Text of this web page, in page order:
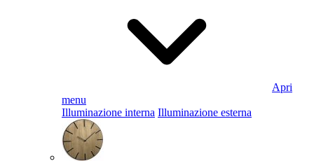
Apri
menu
Illuminazione interna Illuminazione esterna